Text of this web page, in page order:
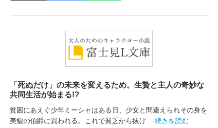
「死ぬだけ」の未来を変えるため。生贄と主人の奇妙な
共同生活が始まる!?
貧困にあえぐ少年ミーシャはある日、少女と間違えられその身を
美貌の伯爵に買われる。これで貧乏から抜け
…続きを読む